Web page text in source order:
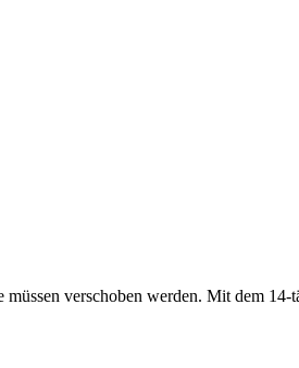
verschoben werden. Mit dem